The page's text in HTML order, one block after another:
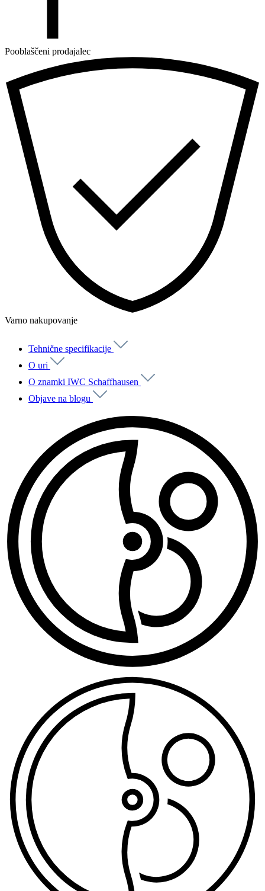
Pooblaščeni prodajalec
Varno nakupovanje
Tehnične specifikacije
O uri
O znamki IWC Schaffhausen
Objave na blogu